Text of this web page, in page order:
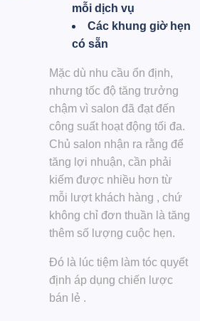
mỗi dịch vụ
Các khung giờ hẹn
có sẵn
Mặc dù nhu cầu ổn định,
nhưng tốc độ tăng trưởng
chậm vì salon đã đạt đến
công suất hoạt động tối đa.
Chủ salon nhận ra rằng để
tăng lợi nhuận, cần phải
kiếm được nhiều hơn từ
mỗi lượt khách hàng , chứ
không chỉ đơn thuần là tăng
thêm số lượng cuộc hẹn.
Đó là lúc tiệm làm tóc quyết
định áp dụng chiến lược
bán lẻ .